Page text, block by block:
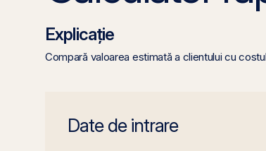
Explicație
Compară valoarea estimată a clientului cu
Date de intrare